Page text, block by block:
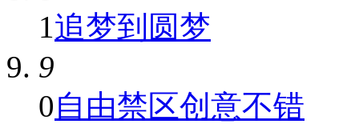
1 追梦到圆梦
9
0自由禁区创意不错